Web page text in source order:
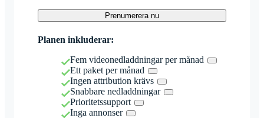
Prenumerera nu
Planen inkluderar:
Fem videonedladdningar per månad
Ett paket per månad
Ingen attribution krävs
Snabbare nedladdningar
Prioritetssupport
Inga annonser